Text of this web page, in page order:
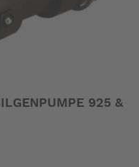
925 &